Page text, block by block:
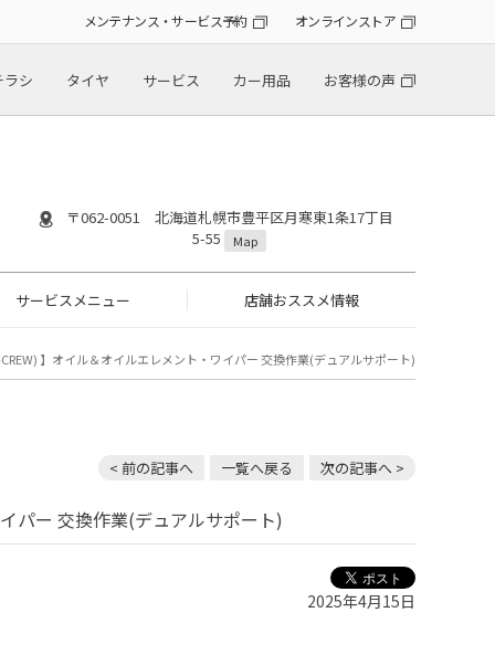
メンテナンス・サービス予約 オンラインストア
シ タイヤ サービス カー用品 お客様の声
〒062-0051 北海道札幌市豊平区月寒東1条17丁目
5-55
Map
サービスメニュー 店舗おススメ情報
】オイル＆オイルエレメント・ワイパー 交換作業(デュアルサポート)
< 前の記事へ 一覧へ戻る 次の記事へ >
パー 交換作業(デュアルサポート)
2025年4月15日